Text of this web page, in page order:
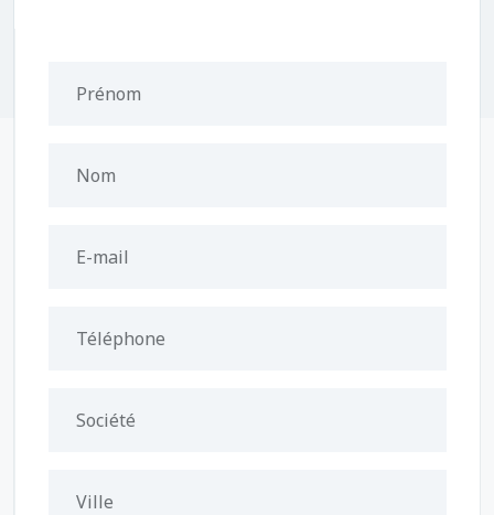
Prénom
Nom
E-mail
Téléphone
Société
Ville